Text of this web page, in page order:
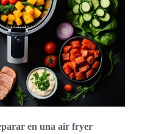
en una air fryer